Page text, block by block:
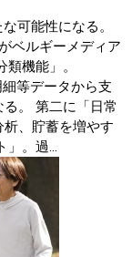
可能性になる。
ベルギーメディア
機能」。
等データから支
。 第二に「日常
、貯蓄を増やす
。過...